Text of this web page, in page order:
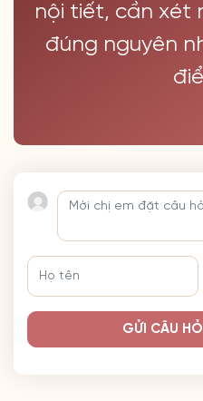
nội tiết, cần xét
đúng nguyên
GỬI CÂU